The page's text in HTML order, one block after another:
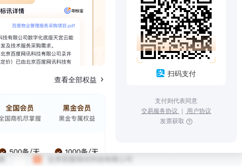
查看全部权益
扫码支付
支付则代表同意
交易服务协议 ｜ 用户协议
发票获取